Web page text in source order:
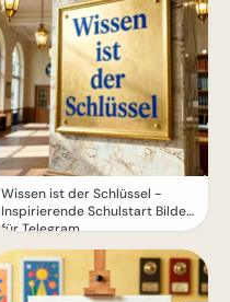
Wissen ist der Schlüssel -
Inspirierende Schulstart Bilder
für Telegram